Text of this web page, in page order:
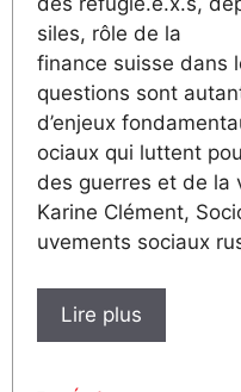
siles, rôle de la
finance suisse dans
questions sont
d’enjeux
ociaux qui luttent
des guerres et de la
Karine Clément,
uvements sociaux
Lire plus